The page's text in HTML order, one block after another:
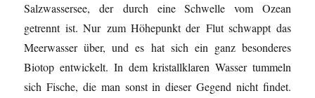
Salzwassersee, der durch eine Schwelle vom Ozean
getrennt ist. Nur zum Höhepunkt der Flut schwappt das
Meerwasser über, und es hat sich ein ganz besonderes
Biotop entwickelt. In dem kristallklaren Wasser tummeln
sich Fische, die man sonst in dieser Gegend nicht findet.